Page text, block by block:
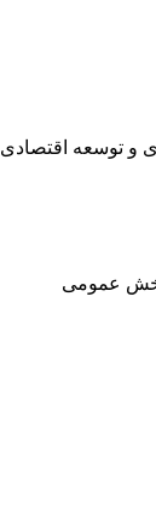
و توسعه اقتصادی
بخش عمومی